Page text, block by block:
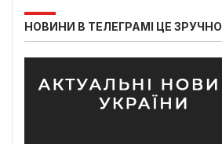
НОВИНИ В ТЕЛЕГРАМІ ЦЕ ЗРУЧНО